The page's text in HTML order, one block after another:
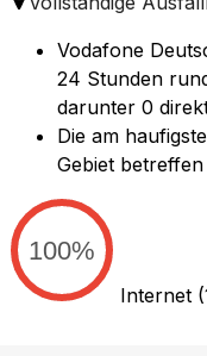
Vodafone
24 Stunden
darunter 0
Die am
Gebiet
100%
Internet